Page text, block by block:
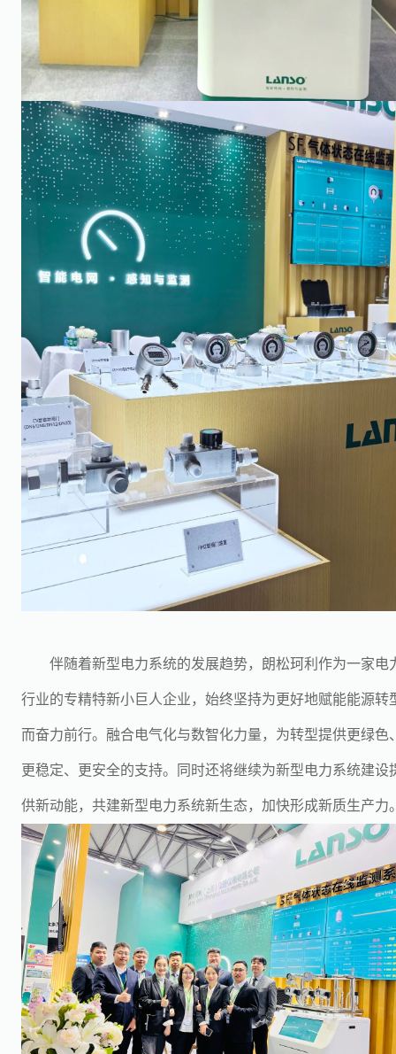
伴随着新型电力系统的发展趋势，朗松珂利作为一家电
行业的专精特新小巨人企业，始终坚持为更好地赋能能源转
而奋力前行。融合电气化与数智化力量，为转型提供更绿色
更稳定、更安全的支持。同时还将继续为新型电力系统建设
供新动能，共建新型电力系统新生态，加快形成新质生产力